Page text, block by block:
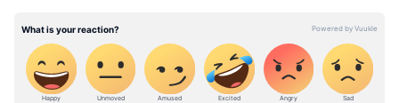
വിദ്യാര്‍ത്ഥി പ്രക്ഷോഭത്തിന് നേതൃത്വം
നൽകുന്നവരുടെ നിലപാട്.